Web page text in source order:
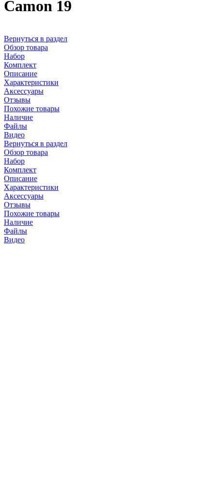
Camon 19
Вернуться в раздел
Обзор товара
Набор
Комплект
Описание
Характеристики
Аксессуары
Отзывы
Похожие товары
Наличие
Файлы
Видео
Вернуться в раздел
Обзор товара
Набор
Комплект
Описание
Характеристики
Аксессуары
Отзывы
Похожие товары
Наличие
Файлы
Видео